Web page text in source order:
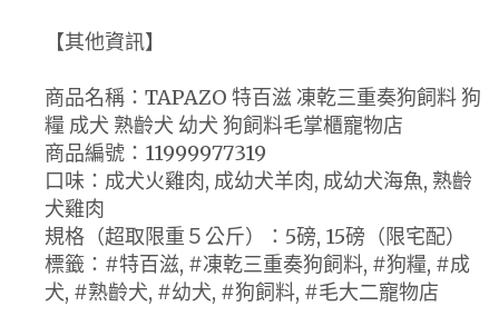
【其他資訊】
商品名稱：TAPAZO 特百滋 凍乾三重奏狗飼料 狗
糧 成犬 熟齡犬 幼犬 狗飼料毛掌櫃寵物店
商品編號：11999977319
口味：成犬火雞肉, 成幼犬羊肉, 成幼犬海魚, 熟齡
犬雞肉
規格（超取限重５公斤）：5磅, 15磅（限宅配）
標籤：#特百滋, #凍乾三重奏狗飼料, #狗糧, #成
犬, #熟齡犬, #幼犬, #狗飼料, #毛大二寵物店